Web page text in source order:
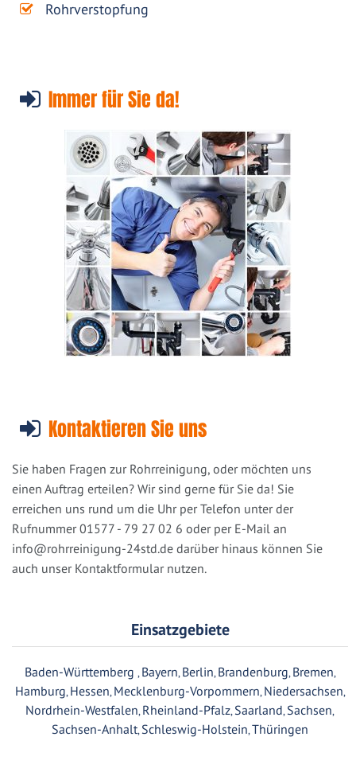
Rohrverstopfung
Immer für Sie da!
Kontaktieren Sie uns
Sie haben Fragen zur Rohrreinigung, oder möchten uns
einen Auftrag erteilen? Wir sind gerne für Sie da! Sie
erreichen uns rund um die Uhr per Telefon unter der
Rufnummer 01577 - 79 27 02 6 oder per E-Mail an
info@rohrreinigung-24std.de darüber hinaus können Sie
auch unser Kontaktformular nutzen.
Einsatzgebiete
Baden-Württemberg ,Bayern,Berlin,Brandenburg,Bremen,
Hamburg,Hessen,Mecklenburg-Vorpommern,Niedersachsen,
Nordrhein-Westfalen,Rheinland-Pfalz,Saarland,Sachsen,
Sachsen-Anhalt,Schleswig-Holstein,Thüringen